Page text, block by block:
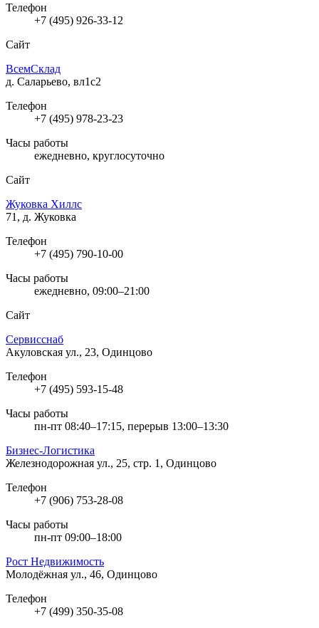
Телефон
+7 (495) 926-33-12
Сайт
ВсемСклад
д. Саларьево, вл1с2
Телефон
+7 (495) 978-23-23
Часы работы
ежедневно, круглосуточно
Сайт
Жуковка Хиллс
71, д. Жуковка
Телефон
+7 (495) 790-10-00
Часы работы
ежедневно, 09:00–21:00
Сайт
Сервисснаб
Акуловская ул., 23, Одинцово
Телефон
+7 (495) 593-15-48
Часы работы
пн-пт 08:40–17:15, перерыв 13:00–13:30
Бизнес-Логистика
Железнодорожная ул., 25, стр. 1, Одинцово
Телефон
+7 (906) 753-28-08
Часы работы
пн-пт 09:00–18:00
Рост Недвижимость
Молодёжная ул., 46, Одинцово
Телефон
+7 (499) 350-35-08